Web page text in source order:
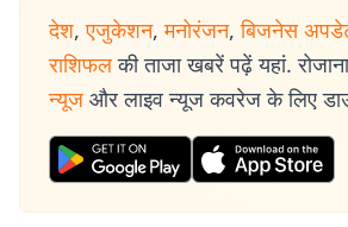
देश, एजुकेशन, मनोरंजन, बिजनेस
राशिफल की ताजा खबरें पढ़ें यहां.
न्यूज और लाइव न्यूज कवरेज के लिए